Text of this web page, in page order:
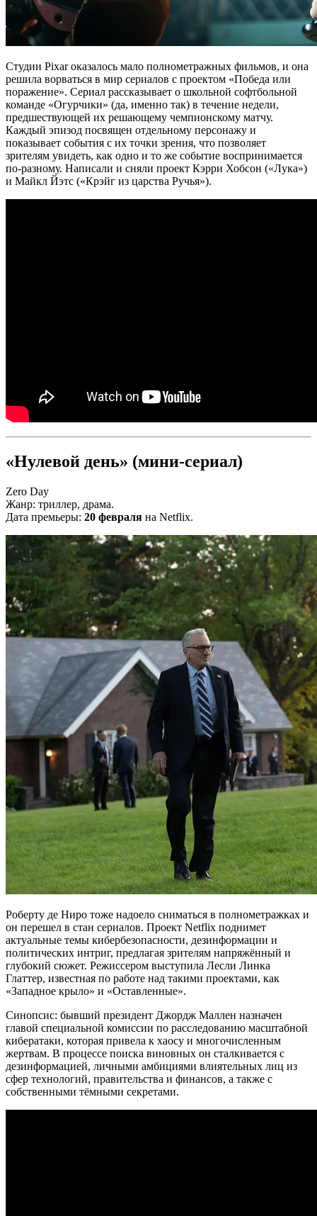
Студии Pixar оказалось мало полнометражных фильмов, и она
решила ворваться в мир сериалов с проектом «Победа или
поражение». Сериал рассказывает о школьной софтбольной
команде «Огурчики» (да, именно так) в течение недели,
предшествующей их решающему чемпионскому матчу.
Каждый эпизод посвящен отдельному персонажу и
показывает события с их точки зрения, что позволяет
зрителям увидеть, как одно и то же событие воспринимается
по-разному. Написали и сняли проект Кэрри Хобсон («Лука»)
и Майкл Йэтс («Крэйг из царства Ручья»).
«Нулевой день» (мини-сериал)
Zero Day
Жанр: триллер, драма.
Дата премьеры: 20 февраля на Netflix.
Роберту де Ниро тоже надоело сниматься в полнометражках и
он перешел в стан сериалов. Проект Netflix поднимет
актуальные темы кибербезопасности, дезинформации и
политических интриг, предлагая зрителям напряжённый и
глубокий сюжет. Режиссером выступила Лесли Линка
Глаттер, известная по работе над такими проектами, как
«Западное крыло» и «Оставленные».
Синопсис: бывший президент Джордж Маллен назначен
главой специальной комиссии по расследованию масштабной
кибератаки, которая привела к хаосу и многочисленным
жертвам. В процессе поиска виновных он сталкивается с
дезинформацией, личными амбициями влиятельных лиц из
сфер технологий, правительства и финансов, а также с
собственными тёмными секретами.